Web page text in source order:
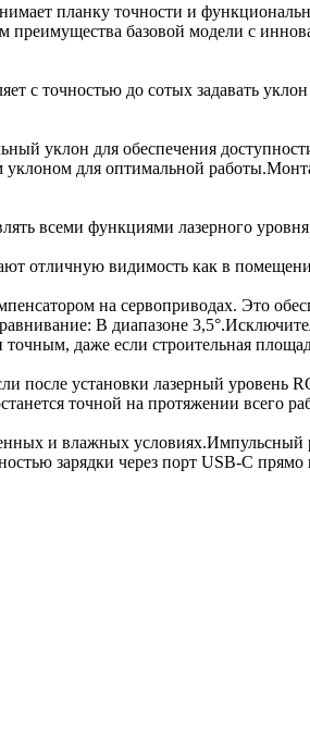
планку точности и
преимущества базовой модели с
с точностью до сотых задавать
уклон для обеспечения
для оптимальной
всеми функциями лазерного
отличную видимость как в
на сервоприводах. Это
В диапазоне
даже если строительная
установки лазерный уровень
точной на протяжении всего
и влажных
зарядки через порт USB-C прямо